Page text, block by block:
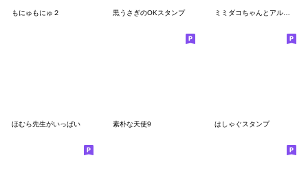
もにゅもにゅ２ 黒うさぎのOKスタンプ ミミダコちゃんとアル女の子4
ほむら先生がいっぱい 素朴な天使9 はしゃぐスタンプ